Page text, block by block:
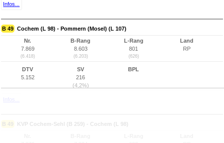
Infos...
B 49 Cochem (L 98) - Pommern (Mosel) (L 107)
Nr.
7.869
(6.418)
B-Rang
8.603
(6.203)
L-Rang
801
(626)
Land
RP
DTV
5.152
SV
216
(4,2%)
BPL
Infos...
B 49 KVP Cochem-Sehl (B 259) - Cochem (L 98)